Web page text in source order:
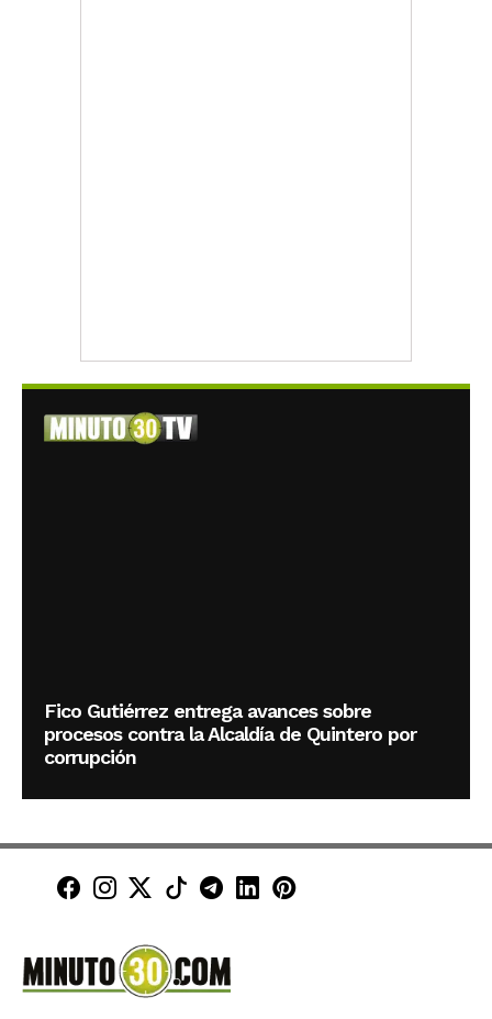
Fico Gutiérrez entrega avances sobre
procesos contra la Alcaldía de Quintero por
corrupción
Minuto30 en Facebook
Minuto30 en Instagram
Minuto30 en X (Twitter)
Minuto30 en TikTok
Canal de Minuto30 en
Minuto30 en LinkedIn
Minuto30 en